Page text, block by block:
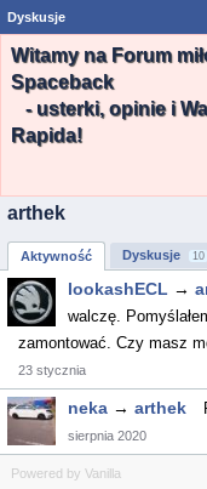
Dyskusje
Witamy na Forum
Spaceback
- usterki, opinie i
Rapida!
arthek
Aktywność Dyskusje 10
lookashECL →
walczę.
zamontować. Czy masz
23 stycznia
neka → arthek
sierpnia 2020
Powered by Vanilla